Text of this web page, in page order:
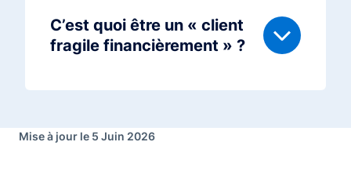
C’est quoi être un « client
fragile financièrement » ?
Mise à jour le 5 Juin 2026